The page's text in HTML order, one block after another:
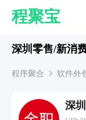
程聚宝
深圳零售/新消
程序聚合 软件外
深